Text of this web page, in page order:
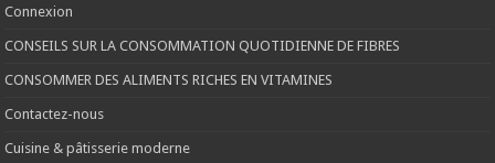
Connexion
CONSEILS SUR LA CONSOMMATION QUOTIDIENNE DE FIBRES
CONSOMMER DES ALIMENTS RICHES EN VITAMINES
Contactez-nous
Cuisine & pâtisserie moderne